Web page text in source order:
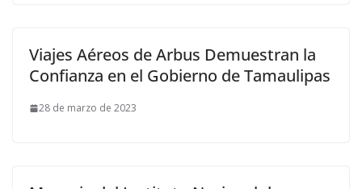
Viajes Aéreos de Arbus Demuestran la
Confianza en el Gobierno de Tamaulipas
28 de marzo de 2023